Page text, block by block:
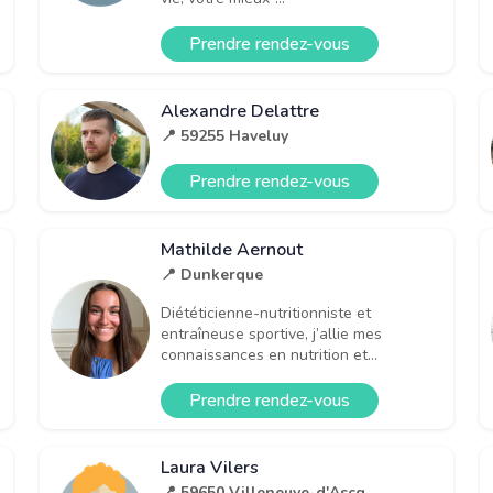
Prendre rendez-vous
Alexandre Delattre
📍 59255 Haveluy
Prendre rendez-vous
Mathilde Aernout
📍 Dunkerque
Diététicienne-nutritionniste et
entraîneuse sportive, j’allie mes
connaissances en nutrition et...
Prendre rendez-vous
Laura Vilers